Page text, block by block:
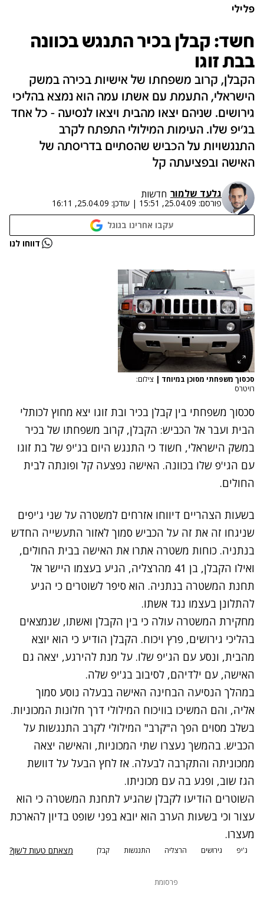
פלילי
חשד: קבלן בכיר התנגש בכוונה
בבת זוגו
הקבלן, קרוב משפחתו של אישיות בכירה במשק
הישראלי, התעמת עם אשתו עמה הוא נמצא בהליכי
גירושים. שניהם יצאו מהבית ויצאו לנסיעה - כל אחד
בג'יפ שלו. העימות המילולי התפתח לקרב
התנגשויות על הכביש שהסתיים בדריסתה של
האישה ובפציעתה קל
גלעד שלמור חדשות
פורסם: 25.04.09, 15:51
| עודכן: 25.04.09, 16:11
עקבו אחרינו בגוגל
דווחו לנו
סכסוך משפחתי מסוכן במיוחד | צילום:
רויטרס
סכסוך משפחתי בין קבלן בכיר ובת זוגו יצא מחוץ לכותלי
הבית ועבר אל הכביש: הקבלן, קרוב משפחתו של בכיר
במשק הישראלי, חשוד כי התנגש היום בג'יפ של בת זוגו
עם הגי'פ שלו בכוונה. האישה נפצעה קל ופונתה לבית
החולים.
בשעות הצהריים דיווחו אזרחים למשטרה על שני ג'יפים
שניגחו זה את זה על הכביש סמוך לאזור התעשייה החדש
בנתניה. כוחות משטרה אתרו את האישה בבית החולים,
ואילו הקבלן, בן 41 מהרצליה, הגיע בעצמו היישר אל
תחנת המשטרה בנתניה. הוא סיפר לשוטרים כי הגיע
להתלונן בעצמו נגד אשתו.
מחקירת המשטרה עולה כי בין הקבלן ואשתו, שנמצאים
בהליכי גירושים, פרץ ויכוח. הקבלן הודיע כי הוא יוצא
מהבית, ונסע עם הג'יפ שלו. על מנת להירגע, יצאה גם
האישה, עם ילדיהם, לסיבוב בג'יפ שלה.
במהלך הנסיעה הבחינה האישה בבעלה נוסע סמוך
אליה, והם המשיכו בוויכוח המילולי דרך חלונות המכוניות.
בשלב מסוים הפך ה"קרב" המילולי לקרב התנגשות על
הכביש. בהמשך נעצרו שתי המכוניות, והאישה יצאה
ממכוניתה והתקרבה לבעלה. אז לחץ הבעל על דוושת
הגז שוב, ופגע בה עם מכוניתו.
השוטרים הודיעו לקבלן שהגיע לתחנת המשטרה כי הוא
עצור וכי בשעות הערב הוא יובא בפני שופט בדיון להארכת
מעצרו.
ג'יפ גירושים הרצליה התנגשות קבלן מצאתם טעות לשון?
פרסומת